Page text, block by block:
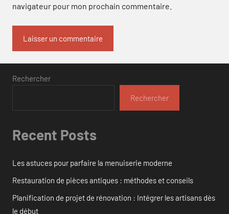
navigateur pour mon prochain commentaire.
Rechercher
Rechercher
Recent Posts
Les astuces pour parfaire la menuiserie moderne
Restauration de pièces antiques : méthodes et conseils
Planification de projet de rénovation : Intégrer les artisans dès
le début